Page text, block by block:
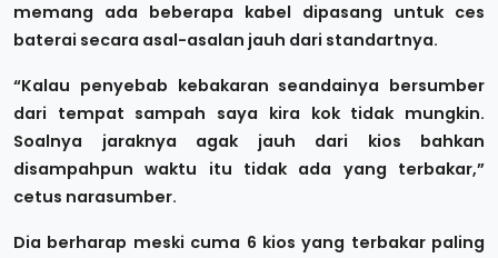
memang ada beberapa kabel dipasang untuk ces
baterai secara asal-asalan jauh dari standartnya.
“Kalau penyebab kebakaran seandainya bersumber
dari tempat sampah saya kira kok tidak mungkin.
Soalnya jaraknya agak jauh dari kios bahkan
disampahpun waktu itu tidak ada yang terbakar,”
cetus narasumber.
Dia berharap meski cuma 6 kios yang terbakar paling